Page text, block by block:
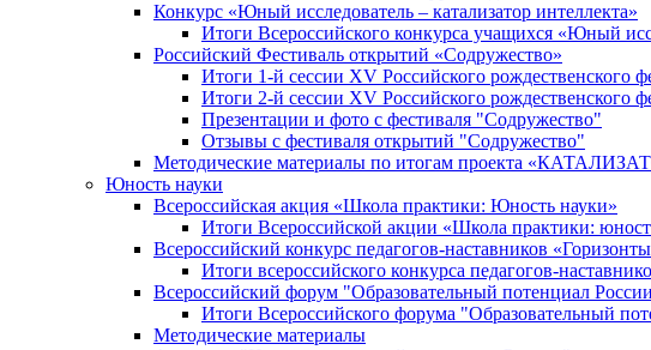
Конкурс «Юный исследователь – катализатор интеллекта»
Итоги Всероссийского конкурса учащихся «Юный
Российский Фестиваль открытий «Содружество»
Итоги 1-й сессии XV Российского рождественского
Итоги 2-й сессии XV Российского рождественского
Презентации и фото с фестиваля "Содружество"
Отзывы с фестиваля открытий "Содружество"
Методические материалы по итогам проекта
Юность науки
Всероссийская акция «Школа практики: Юность науки»
Итоги Всероссийской акции «Школа практики:
Всероссийский конкурс педагогов-наставников
Итоги всероссийского конкурса педагогов-
Всероссийский форум "Образовательный потенциал
Итоги Всероссийского форума "Образовательный
Методические материалы